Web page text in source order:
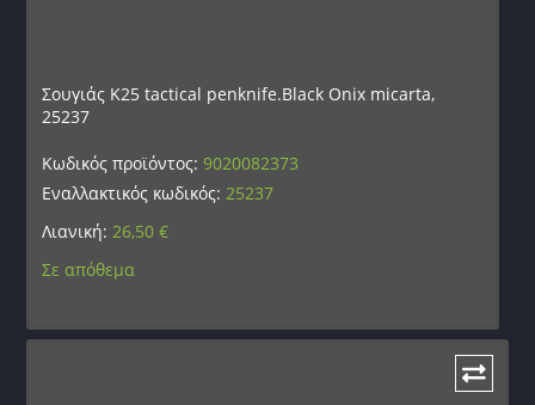
Σουγιάς K25 tactical penknife.Black Onix micarta,
25237
Κωδικός προϊόντος:9020082373
Εναλλακτικός κωδικός: 25237
Λιανική: 26,50€
Σε απόθεμα